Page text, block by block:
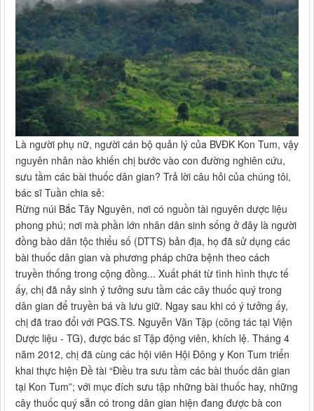
Là người phụ nữ, người cán bộ quản lý của BVĐK Kon Tum, vậy
nguyên nhân nào khiến chị bước vào con đường nghiên cứu,
sưu tầm các bài thuốc dân gian? Trả lời câu hỏi của chúng tôi,
bác sĩ Tuần chia sẻ:
Rừng núi Bắc Tây Nguyên, nơi có nguồn tài nguyên dược liệu
phong phú; nơi mà phần lớn nhân dân sinh sống ở đây là người
đồng bào dân tộc thiểu số (DTTS) bản địa, họ đã sử dụng các
bài thuốc dân gian và phương pháp chữa bệnh theo cách
truyền thống trong cộng đồng... Xuất phát từ tình hình thực tế
ấy, chị đã nảy sinh ý tưởng sưu tầm các cây thuốc quý trong
dân gian để truyền bá và lưu giữ. Ngay sau khi có ý tưởng ấy,
chị đã trao đổi với PGS.TS. Nguyễn Văn Tập (công tác tại Viện
Dược liệu - TG), được bác sĩ Tập động viên, khích lệ. Tháng 4
năm 2012, chị đã cùng các hội viên Hội Đông y Kon Tum triển
khai thực hiện Đề tài “Điều tra sưu tầm các bài thuốc dân gian
tại Kon Tum”; với mục đích sưu tập những bài thuốc hay, những
cây thuốc quý sẵn có trong dân gian hiện đang được bà con